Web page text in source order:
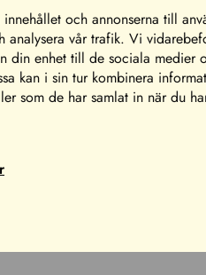
och annonserna till
vår trafik. Vi
din enhet till de sociala medier
kan i sin tur kombinera
som de har samlat in när du
utomhuspool (djup
kl 15 (avståndet
handdukar och
ger inte